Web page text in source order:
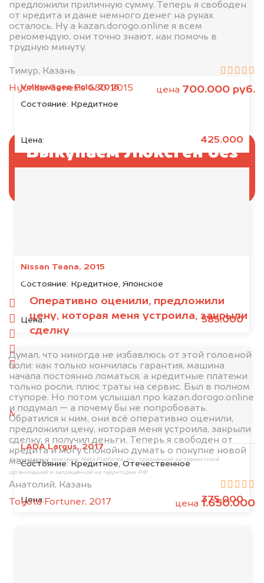
Volkswagen Polo, 2016
Состояние: Кредитное
Цена: 425.000
Nissan Teana, 2015
Состояние: Кредитное, Японское
Цена: 585.000
LADA Largus, 2017
Состояние: Кредитное, Отечественное
Цена: 375.000
предложили приличную сумму. Теперь я свободен
от кредита и даже немного денег на руках
осталось. Ну а kazan.dorogo.online я всем
рекомендую, они точно знают, как помочь в
трудную минуту.
Тимур, Казань
Hyundai Genesis G80, 2015
цена 700.000 руб.
Оперативно оценили, предложили
цену, которая меня устроила, закрыли
сделку
Думал, что никогда не избавлюсь от этой головной
боли: как только кончилась гарантия, машина
начала постоянно ломаться, а кредитные платежи
только росли, плюс траты на сервис. Был в полном
ступоре. Но потом услышал про kazan.dorogo.online
и подумал — а почему бы не попробовать.
Обратился к ним, они всё оперативно оценили,
предложили цену, которая меня устроила, закрыли
сделку, я получил деньги. Теперь я свободен от
кредита и могу спокойно думать о покупке новой
машины.
Анатолий, Казань
Toyota Fortuner, 2017
цена 1.650.000
Выкупаем Люксген без
1. Сфотографируйте машину:
спереди
сзади
слева
салон
2. Отправьте фотографии на номер
+79584983298 по WhatsApp*, в мессенджер
MAXили на электронную почту
info@dorogo.online
*принадлежит компании Meta Platforms, Inc., признанной экстремистской
организацией и запрещённой на территории РФ